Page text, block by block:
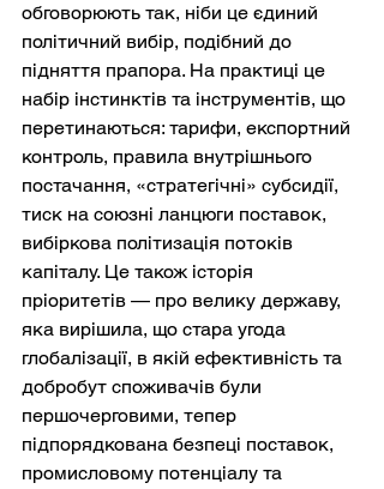
обговорюють так, ніби це єдиний
політичний вибір, подібний до
підняття прапора. На практиці це
набір інстинктів та інструментів, що
перетинаються: тарифи, експортний
контроль, правила внутрішнього
постачання, «стратегічні» субсидії,
тиск на союзні ланцюги поставок,
вибіркова політизація потоків
капіталу. Це також історія
пріоритетів — про велику державу,
яка вирішила, що стара угода
глобалізації, в якій ефективність та
добробут споживачів були
першочерговими, тепер
підпорядкована безпеці поставок,
промисловому потенціалу та